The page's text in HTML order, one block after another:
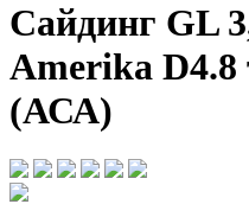
Сайдинг GL
Amerika
(АСА)